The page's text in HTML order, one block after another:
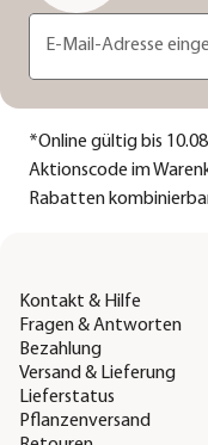
E-Mail-Adresse
*Online gültig bis
Aktionscode im
Rabatten
Kontakt & Hilfe
Fragen & Antworten
Bezahlung
Versand & Lieferung
Lieferstatus
Pflanzenversand